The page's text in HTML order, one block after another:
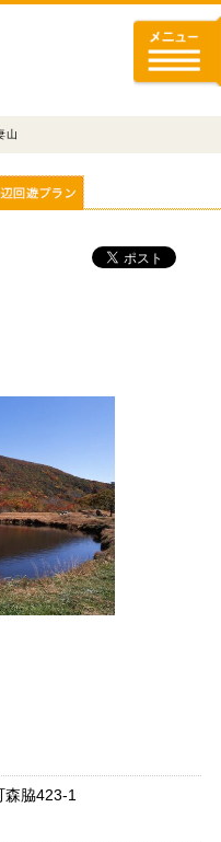
山
森脇423-1